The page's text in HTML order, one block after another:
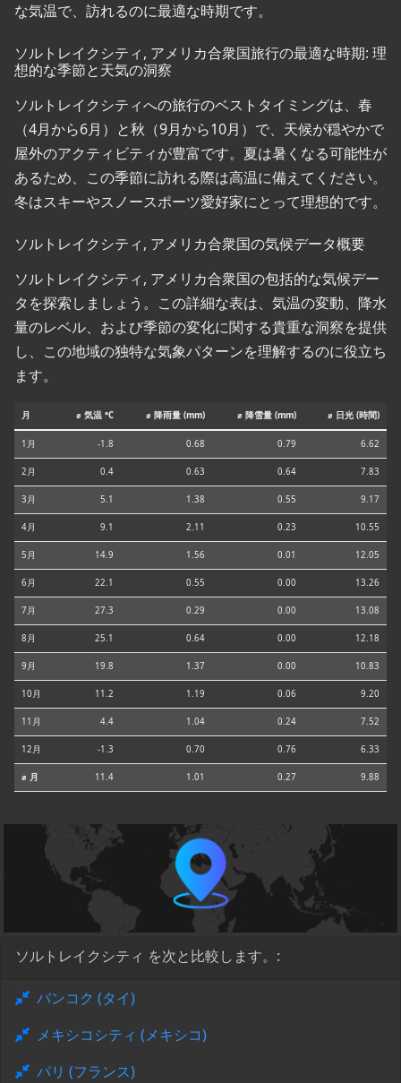
な気温で、訪れるのに最適な時期です。
ソルトレイクシティ, アメリカ合衆国旅行の最適な時期: 理
想的な季節と天気の洞察
ソルトレイクシティへの旅行のベストタイミングは、春
（4月から6月）と秋（9月から10月）で、天候が穏やかで
屋外のアクティビティが豊富です。夏は暑くなる可能性が
あるため、この季節に訪れる際は高温に備えてください。
冬はスキーやスノースポーツ愛好家にとって理想的です。
ソルトレイクシティ, アメリカ合衆国の気候データ概要
ソルトレイクシティ, アメリカ合衆国の包括的な気候デー
タを探索しましょう。この詳細な表は、気温の変動、降水
量のレベル、および季節の変化に関する貴重な洞察を提供
し、この地域の独特な気象パターンを理解するのに役立ち
ます。
月 ⌀ 気温 °C ⌀ 降雨量 (mm) ⌀ 降雪量 (mm) ⌀ 日光 (時間)
1月 -1.8 0.68 0.79 6.62
2月 0.4 0.63 0.64 7.83
3月 5.1 1.38 0.55 9.17
4月 9.1 2.11 0.23 10.55
5月 14.9 1.56 0.01 12.05
6月 22.1 0.55 0.00 13.26
7月 27.3 0.29 0.00 13.08
8月 25.1 0.64 0.00 12.18
9月 19.8 1.37 0.00 10.83
10月 11.2 1.19 0.06 9.20
11月 4.4 1.04 0.24 7.52
12月 -1.3 0.70 0.76 6.33
⌀ 月 11.4 1.01 0.27 9.88
ソルトレイクシティ を次と比較します。:
バンコク (タイ)
メキシコシティ (メキシコ)
パリ (フランス)